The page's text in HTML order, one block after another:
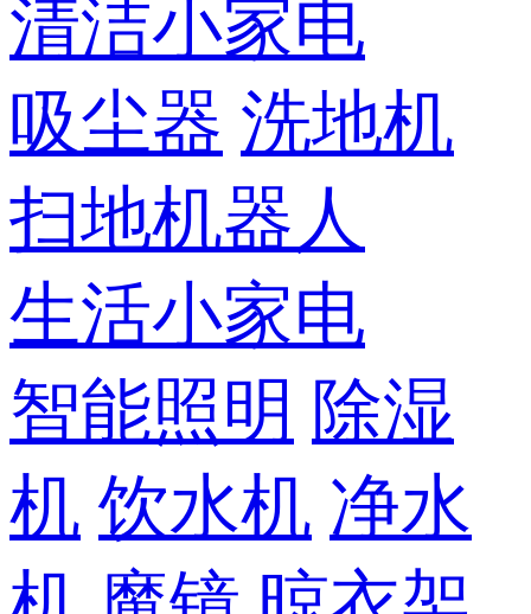
清洁小家电
吸尘器 洗地机
扫地机器人
生活小家电
智能照明 除湿
机 饮水机 净水